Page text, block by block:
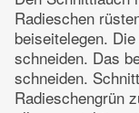
Radieschen
beiseitelegen.
schneiden. Das
schneiden.
Radieschengrün